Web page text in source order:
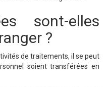
sont-elles
?
de traitements, il se peut
soient transférées en